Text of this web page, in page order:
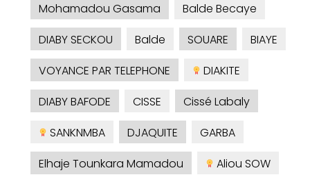
Mohamadou Gasama
Balde Becaye
DIABY SECKOU
Balde SOUARE
BIAYE
VOYANCE PAR TELEPHONE
DIAKITE
DIABY BAFODE
CISSE
Cissé Labaly
SANKNMBA
DJAQUITE
GARBA
Elhaje Tounkara Mamadou
Aliou SOW